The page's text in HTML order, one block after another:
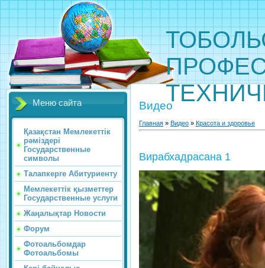
Меню сайта
Қазақстан Мемлекеттік
рәміздері
Государственные
символы
Талапкерге Абитуриенту
Мемлекеттік қызметтер
Государственные услуги
Жаңалықтар Новости
Форум
Фотоальбомдар
Фотоальбомы
Видео
Главная » Видео » Красота и здоровье
Вирабхадрасана 1